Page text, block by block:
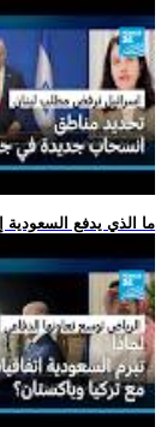
.. ما الذي يدفع السعودية